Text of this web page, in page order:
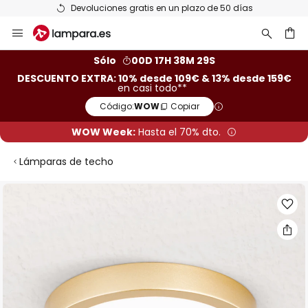
Devoluciones gratis en un plazo de 50 días
al
Sólo
00D 17H 38M 28S
DESCUENTO EXTRA: 10% desde 109€ & 13% desde 159€
en casi todo**
Código:WOW Copiar
WOW Week: Hasta el 70% dto.
Lámparas de techo